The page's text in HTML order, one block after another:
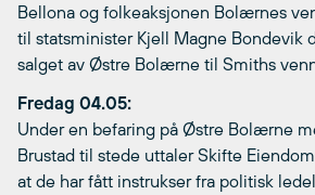
Bellona og folkeaksjonen Bolærnes
til statsminister Kjell Magne Bondevik
salget av Østre Bolærne til Smiths
Fredag 04.05:
Under en befaring på Østre Bolærne
Brustad til stede uttaler Skifte
at de har fått instrukser fra politisk